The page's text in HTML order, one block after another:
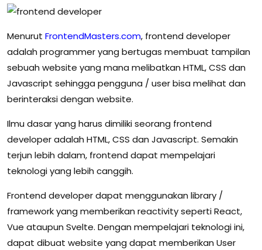
Menurut FrontendMasters.com, frontend developer
adalah programmer yang bertugas membuat tampilan
sebuah website yang mana melibatkan HTML, CSS dan
Javascript sehingga pengguna / user bisa melihat dan
berinteraksi dengan website.
Ilmu dasar yang harus dimiliki seorang frontend
developer adalah HTML, CSS dan Javascript. Semakin
terjun lebih dalam, frontend dapat mempelajari
teknologi yang lebih canggih.
Frontend developer dapat menggunakan library /
framework yang memberikan reactivity seperti React,
Vue ataupun Svelte. Dengan mempelajari teknologi ini,
dapat dibuat website yang dapat memberikan User